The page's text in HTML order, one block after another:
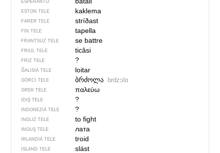
ESPERANTO
ESTON TELE kaklema
FARER TELE stríðast
FIN TELE tapella
FRANTSUZ TELE se battre
FRIUL TELE ticâsi
FRIZ TELE ?
ĞALISIÄ TELE loitar
GÖRCI TELE ბრძოლა brdzɔlɑ
GREK TELE παλεύω
IDIŞ TELE ?
INDONEZIÄ TELE ?
INGLIZ TELE to fight
INGUŞ TELE лата
IRLANDIÄ TELE troid
ISLAND TELE slást